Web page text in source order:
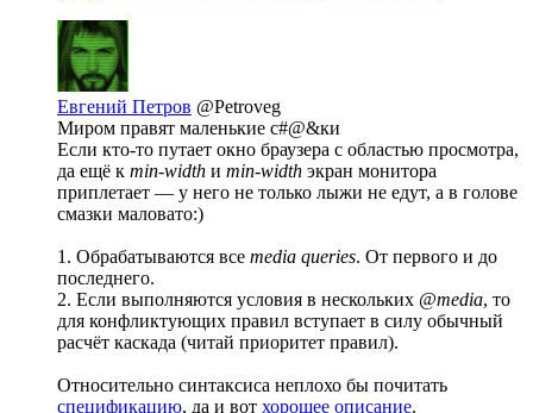
Евгений Петров @Petroveg
Миром правят маленькие с#@&ки
Если кто-то путает окно браузера с областью просмотра,
да ещё к min-width и min-width экран монитора
приплетает — у него не только лыжи не едут, а в голове
смазки маловато:)
1. Обрабатываются все media queries. От первого и до
последнего.
2. Если выполняются условия в нескольких @media, то
для конфликтующих правил вступает в силу обычный
расчёт каскада (читай приоритет правил).
Относительно синтаксиса неплохо бы почитать
спецификацию, да и вот хорошее описание.